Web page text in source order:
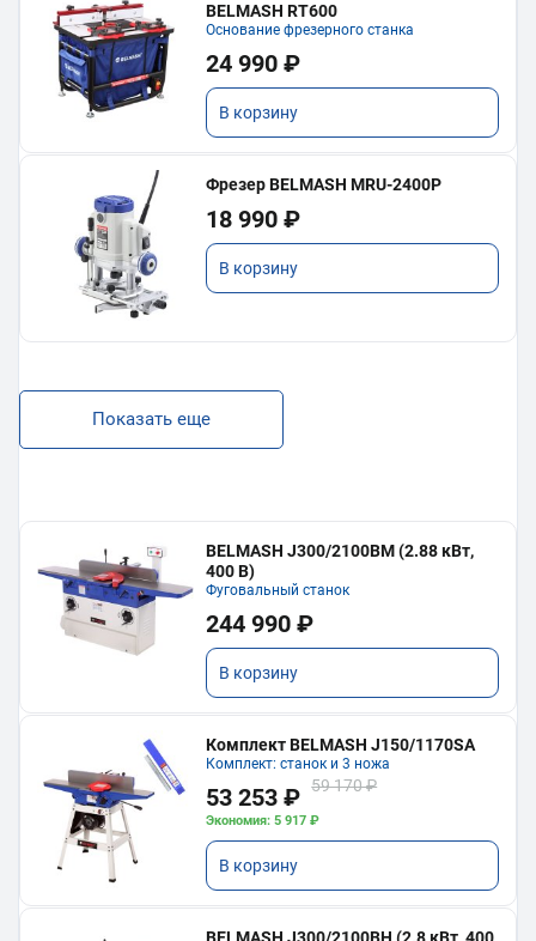
BELMASH RT600
Основание фрезерного станка
24 990 ₽
В корзину
Фрезер BELMASH MRU-2400P
18 990 ₽
В корзину
Показать еще
BELMASH J300/2100ВМ (2.88 кВт,
400 В)
Фуговальный станок
244 990 ₽
В корзину
Комплект BELMASH J150/1170SA
Комплект: станок и 3 ножа
53 253 ₽ 59 170 ₽
Экономия: 5 917 ₽
В корзину